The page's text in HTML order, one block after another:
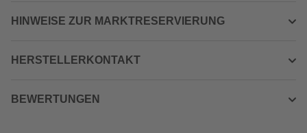
HINWEISE ZUR MARKTRESERVIERUNG
HERSTELLERKONTAKT
BEWERTUNGEN